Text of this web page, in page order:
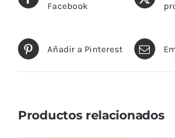
Facebook
Añadir a Pinterest
Productos relacionados